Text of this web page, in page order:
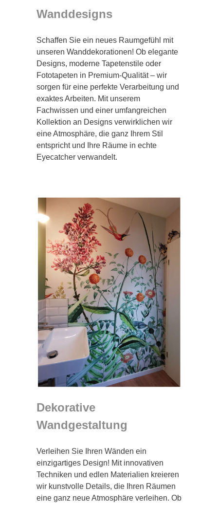
Wanddesigns
Schaffen Sie ein neues Raumgefühl mit
unseren Wanddekorationen! Ob elegante
Designs, moderne Tapetenstile oder
Fototapeten in Premium-Qualität – wir
sorgen für eine perfekte Verarbeitung und
exaktes Arbeiten. Mit unserem
Fachwissen und einer umfangreichen
Kollektion an Designs verwirklichen wir
eine Atmosphäre, die ganz Ihrem Stil
entspricht und Ihre Räume in echte
Eyecatcher verwandelt.
Dekorative
Wandgestaltung
Verleihen Sie Ihren Wänden ein
einzigartiges Design! Mit innovativen
Techniken und edlen Materialien kreieren
wir kunstvolle Details, die Ihren Räumen
eine ganz neue Atmosphäre verleihen. Ob